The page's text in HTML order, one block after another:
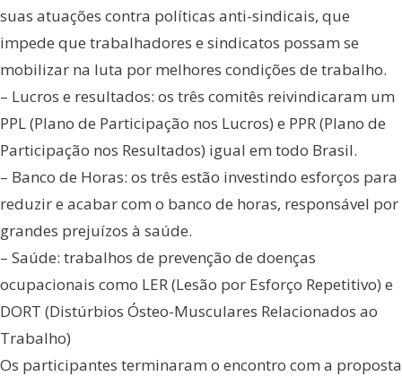
suas atuações contra políticas anti-sindicais, que
impede que trabalhadores e sindicatos possam se
mobilizar na luta por melhores condições de trabalho.
– Lucros e resultados: os três comitês reivindicaram um
PPL (Plano de Participação nos Lucros) e PPR (Plano de
Participação nos Resultados) igual em todo Brasil.
– Banco de Horas: os três estão investindo esforços para
reduzir e acabar com o banco de horas, responsável por
grandes prejuízos à saúde.
– Saúde: trabalhos de prevenção de doenças
ocupacionais como LER (Lesão por Esforço Repetitivo) e
DORT (Distúrbios Ósteo-Musculares Relacionados ao
Trabalho)
Os participantes terminaram o encontro com a proposta